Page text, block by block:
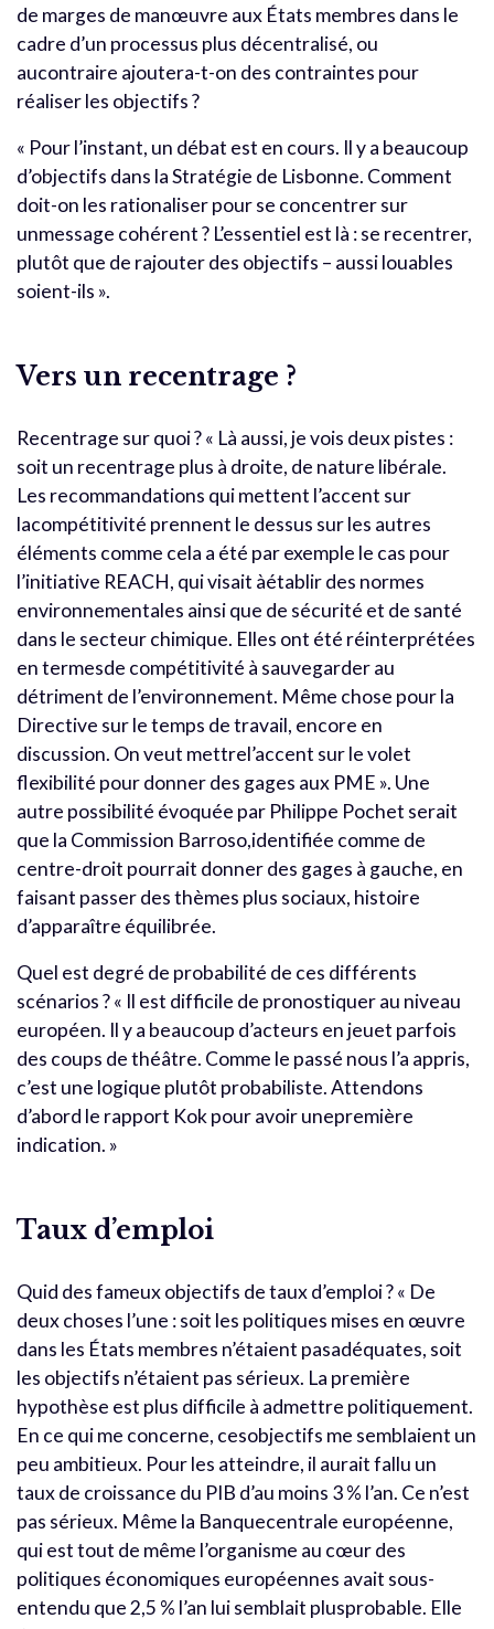
de marges de manœuvre aux États membres dans le
cadre d’un processus plus décentralisé, ou
aucontraire ajoutera-t-on des contraintes pour
réaliser les objectifs ?
« Pour l’instant, un débat est en cours. Il y a beaucoup
d’objectifs dans la Stratégie de Lisbonne. Comment
doit-on les rationaliser pour se concentrer sur
unmessage cohérent ? L’essentiel est là : se recentrer,
plutôt que de rajouter des objectifs – aussi louables
soient-ils ».
Vers un recentrage ?
Recentrage sur quoi ? « Là aussi, je vois deux pistes :
soit un recentrage plus à droite, de nature libérale.
Les recommandations qui mettent l’accent sur
lacompétitivité prennent le dessus sur les autres
éléments comme cela a été par exemple le cas pour
l’initiative REACH, qui visait àétablir des normes
environnementales ainsi que de sécurité et de santé
dans le secteur chimique. Elles ont été réinterprétées
en termesde compétitivité à sauvegarder au
détriment de l’environnement. Même chose pour la
Directive sur le temps de travail, encore en
discussion. On veut mettrel’accent sur le volet
flexibilité pour donner des gages aux PME ». Une
autre possibilité évoquée par Philippe Pochet serait
que la Commission Barroso,identifiée comme de
centre-droit pourrait donner des gages à gauche, en
faisant passer des thèmes plus sociaux, histoire
d’apparaître équilibrée.
Quel est degré de probabilité de ces différents
scénarios ? « Il est difficile de pronostiquer au niveau
européen. Il y a beaucoup d’acteurs en jeuet parfois
des coups de théâtre. Comme le passé nous l’a appris,
c’est une logique plutôt probabiliste. Attendons
d’abord le rapport Kok pour avoir unepremière
indication. »
Taux d’emploi
Quid des fameux objectifs de taux d’emploi ? « De
deux choses l’une : soit les politiques mises en œuvre
dans les États membres n’étaient pasadéquates, soit
les objectifs n’étaient pas sérieux. La première
hypothèse est plus difficile à admettre politiquement.
En ce qui me concerne, cesobjectifs me semblaient un
peu ambitieux. Pour les atteindre, il aurait fallu un
taux de croissance du PIB d’au moins 3 % l’an. Ce n’est
pas sérieux. Même la Banquecentrale européenne,
qui est tout de même l’organisme au cœur des
politiques économiques européennes avait sous-
entendu que 2,5 % l’an lui semblait plusprobable. Elle